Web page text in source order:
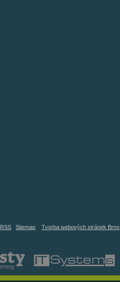
RSS Sitemap Tvorba webových stránek Brno